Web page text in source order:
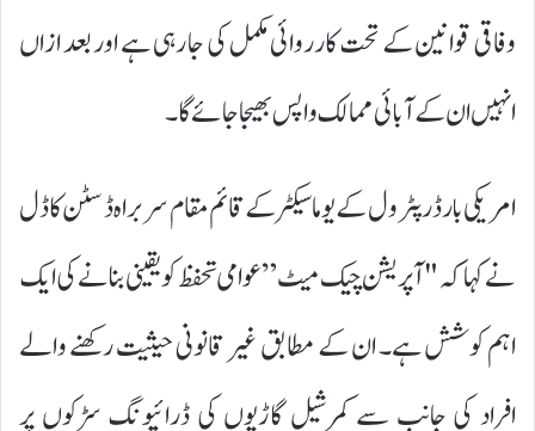
وفاقی قوانین کے تحت کارروائی مکمل کی جا رہی ہے اور بعد ازاں
انہیں ان کے آبائی ممالک واپس بھیجا جائے گا۔
امریکی بارڈر پٹرول کے یوما سیکٹر کے قائم مقام سربراہ ڈسٹن کاڈل
نے کہا کہ "آپریشن چیک میٹ” عوامی تحفظ کو یقینی بنانے کی ایک
اہم کوشش ہے۔ ان کے مطابق غیر قانونی حیثیت رکھنے والے
افراد کی جانب سے کمرشیل گاڑیوں کی ڈرائیونگ سڑکوں پر